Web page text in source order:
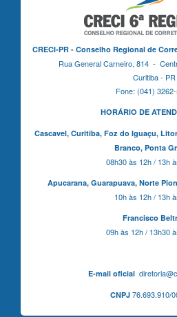
CRECI-PR - Conselho Regional de
Rua General Carneiro, 814 -
Curitiba - PR
Fone: (041)
HORÁRIO DE
Cascavel, Curitiba,Foz do Iguaçu,
Branco, Ponta
08h30 às 12h / 13h
Apucarana, Guarapuava, Norte
10h às 12h / 13h
Francisco
09h às 12h / 13h30
E-mail oficial
CNPJ76.693.910/